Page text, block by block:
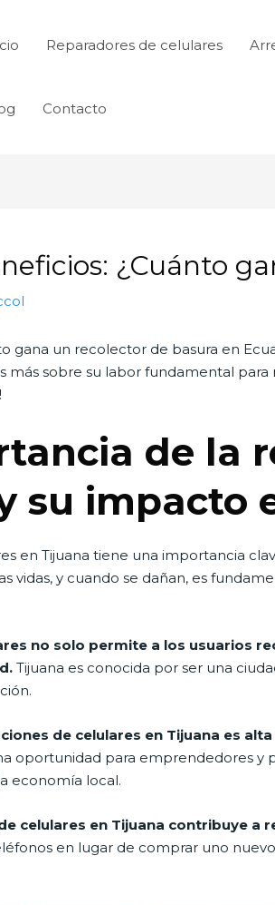
Reparadores de celulares
Contacto
¿Cuánto
gana un recolector de basura en
más sobre su labor fundamental
de la
su impacto
en Tijuana tiene una importancia
vidas, y cuando se dañan, es
no solo permite a los usuarios
Tijuana es conocida por ser una
de celulares en Tijuana es
oportunidad para emprendedores y
economía local.
celulares en Tijuana contribuye a
en lugar de comprar uno